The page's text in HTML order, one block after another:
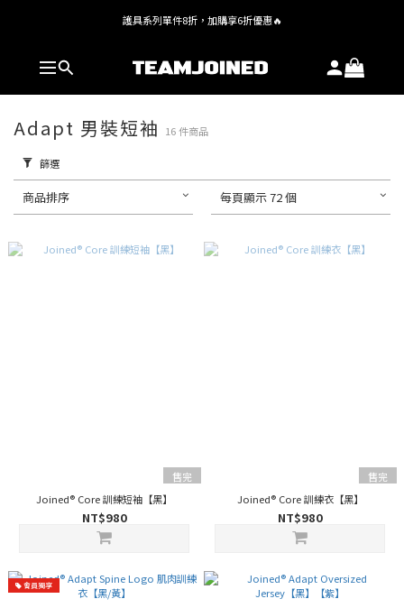
全館 $1,380 即享免運
護具系列單件8折，加購享6折優惠🔥
全館 $1,380 即享免運
Adapt 男裝短袖 16 件商品
篩選
商品排序 每頁顯示 72 個
售完
Joined® Core 訓練短袖【黑】
NT$980
售完
Joined® Core 訓練衣【黑】
NT$980
會員獨享